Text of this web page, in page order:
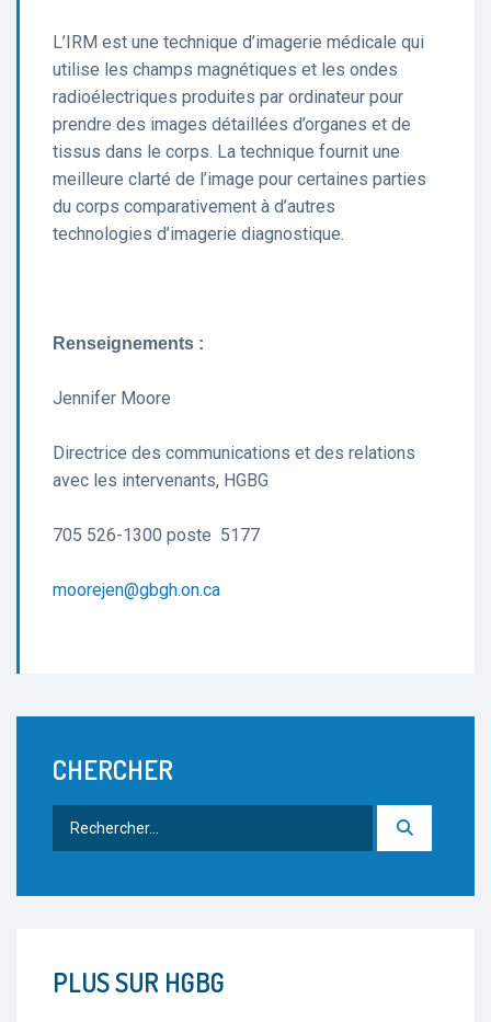
L’IRM est une technique d’imagerie médicale qui
utilise les champs magnétiques et les ondes
radioélectriques produites par ordinateur pour
prendre des images détaillées d’organes et de
tissus dans le corps. La technique fournit une
meilleure clarté de l’image pour certaines parties
du corps comparativement à d’autres
technologies d’imagerie diagnostique.
Renseignements :
Jennifer Moore
Directrice des communications et des relations
avec les intervenants, HGBG
705 526-1300 poste 5177
moorejen@gbgh.on.ca
CHERCHER
PLUS SUR HGBG